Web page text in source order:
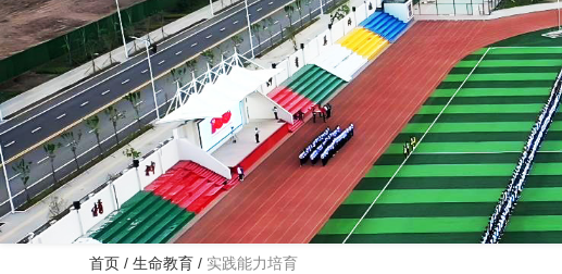
首页 / 生命教育 / 实践能力培育